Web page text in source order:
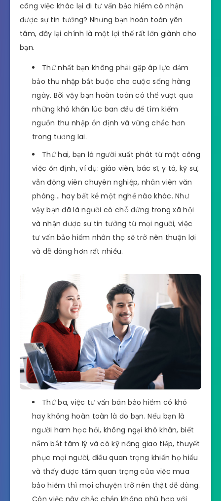
công việc khác lại đi tư vấn bảo hiểm có nhận
được sự tin tưởng? Nhưng bạn hoàn toàn yên
tâm, đây lại chính là một lợi thế rất lớn giành cho
bạn.
Thứ nhất bạn không phải gặp áp lực đảm
bảo thu nhập bắt buộc cho cuộc sống hàng
ngày. Bởi vậy bạn hoàn toàn có thể vượt qua
những khó khăn lúc ban đầu để tìm kiếm
nguồn thu nhập ổn định và vững chắc hơn
trong tương lai.
Thứ hai, bạn là người xuất phát từ một công
việc ổn định, ví dụ: giáo viên, bác sĩ, y tá, kỹ sư,
vẫn động viên chuyên nghiệp, nhân viên văn
phòng… hay bất kể một nghề nào khác. Như
vậy bạn đã là người có chỗ đứng trong xã hội
và nhận được sự tin tưởng từ mọi người, việc
tư vấn bảo hiểm nhân thọ sẽ trở nên thuận lợi
và dễ dàng hơn rất nhiều.
Thứ ba, việc tư vấn bán bảo hiểm có khó
hay không hoàn toàn là do bạn. Nếu bạn là
người ham học hỏi, không ngại khó khăn, biết
nắm bắt tâm lý và có kỹ năng giao tiếp, thuyết
phục mọi người, điều quan trọng khiến họ hiểu
và thấy được tầm quan trọng của việc mua
bảo hiểm thì mọi chuyện trở nên thật dễ dàng.